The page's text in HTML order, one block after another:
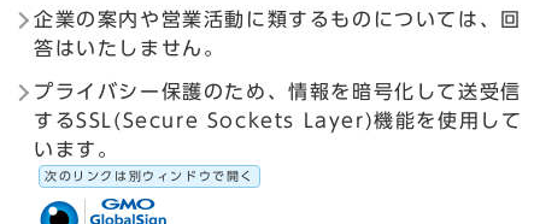
企業の案内や営業活動に類するものについては、回
答はいたしません。
プライバシー保護のため、情報を暗号化して送受信
するSSL(Secure Sockets Layer)機能を使用して
います。
次のリンクは別ウィンドウで開く